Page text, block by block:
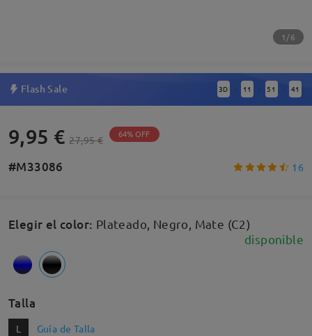
1/6
Flash Sale 3D : 11 : 51 : 40
9,95 € 27,95 € 64% OFF
#M33086 16
Elegir el color: Plateado, Negro, Mate (C2)
disponible
Talla
L Guía de Talla